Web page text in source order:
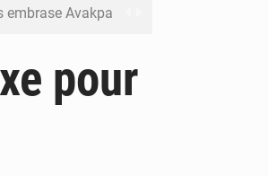
embrase Avakpa
de l’Assemblée
pour